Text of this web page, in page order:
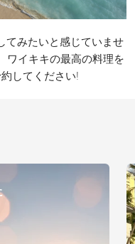
てみたいと感じていませ
ワイキキの最高の料理を
してください!